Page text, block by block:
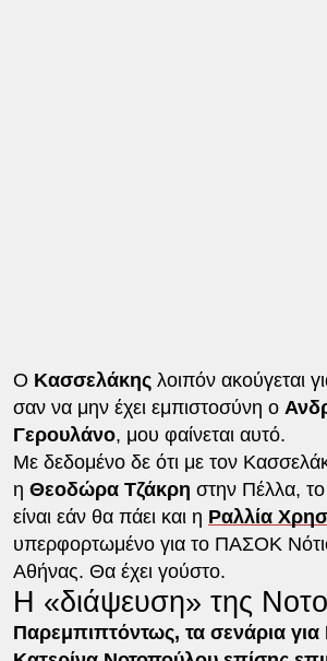
Ο Κασσελάκης λοιπόν ακούγεται
σαν να μην έχει εμπιστοσύνη ο
Γερουλάνο, μου φαίνεται αυτό.
Με δεδομένο δε ότι με τον
η Θεοδώρα Τζάκρη στην Πέλλα,
είναι εάν θα πάει και η Ραλλία
υπερφορτωμένο για το ΠΑΣΟΚ
Αθήνας. Θα έχει γούστο.
Η «διάψευση» της
Παρεμπιπτόντως, τα σενάρια